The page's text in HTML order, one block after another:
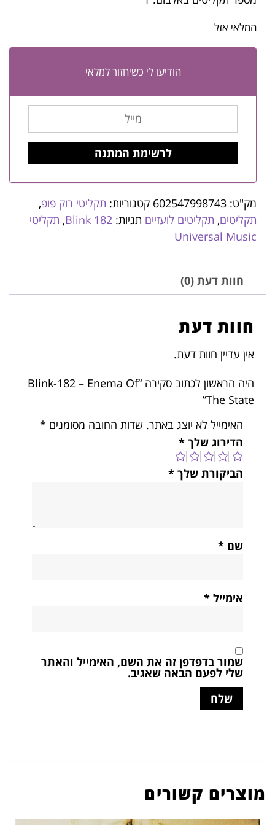
המלאי אזל
הודיעו לי כשיחזור למלאי
מק"ט: 602547998743 קטגוריות: תקליטי רוק פופ,
תקליטים, תקליטים לועזיים תגיות: Blink 182
, תקליטי
Universal Music
חוות דעת (0)
חוות דעת
אין עדיין חוות דעת.
היה הראשון לכתוב סקירה “Blink-182 – Enema Of
The State”
האימייל לא יוצג באתר. שדות החובה מסומנים *
הדירוג שלך *
הביקורת שלך *
שם *
אימייל *
שמור בדפדפן זה את השם, האימייל והאתר
שלי לפעם הבאה שאגיב.
מוצרים קשורים